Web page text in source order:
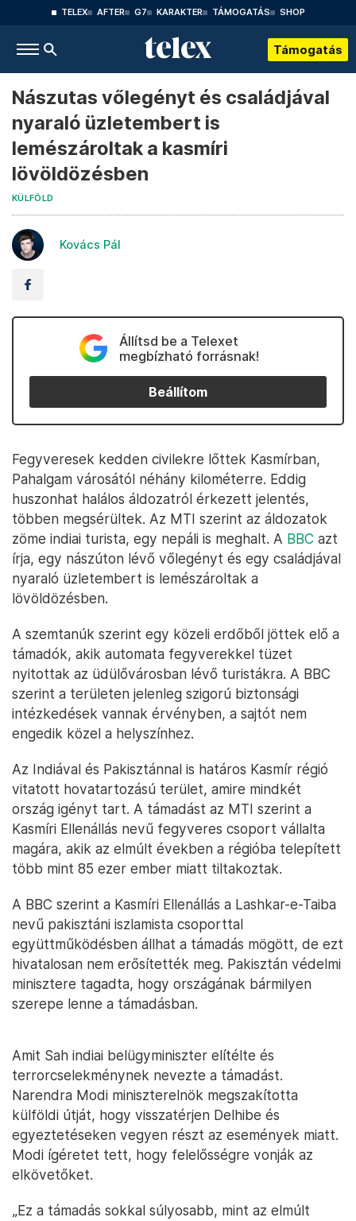
TELEX AFTER G7 KARAKTER TÁMOGATÁS SHOP
Támogatás
Nászutas vőlegényt és családjával
nyaraló üzletembert is
lemészároltak a kasmíri
lövöldözésben
KÜLFÖLD
Kovács Pál
Állítsd be a Telexet
megbízható forrásnak!
Beállítom
Fegyveresek kedden civilekre lőttek Kasmírban,
Pahalgam városától néhány kilométerre. Eddig
huszonhat halálos áldozatról érkezett jelentés,
többen megsérültek. Az MTI szerint az áldozatok
zöme indiai turista, egy nepáli is meghalt. A BBC azt
írja, egy nászúton lévő vőlegényt és egy családjával
nyaraló üzletembert is lemészároltak a
lövöldözésben.
A szemtanúk szerint egy közeli erdőből jöttek elő a
támadók, akik automata fegyverekkel tüzet
nyitottak az üdülővárosban lévő turistákra. A BBC
szerint a területen jelenleg szigorú biztonsági
intézkedések vannak érvényben, a sajtót nem
engedik közel a helyszínhez.
Az Indiával és Pakisztánnal is határos Kasmír régió
vitatott hovatartozású terület, amire mindkét
ország igényt tart. A támadást az MTI szerint a
Kasmíri Ellenállás nevű fegyveres csoport vállalta
magára, akik az elmúlt években a régióba telepített
több mint 85 ezer ember miatt tiltakoztak.
A BBC szerint a Kasmíri Ellenállás a Lashkar-e-Taiba
nevű pakisztáni iszlamista csoporttal
együttműködésben állhat a támadás mögött, de ezt
hivatalosan nem erősítették meg. Pakisztán védelmi
minisztere tagadta, hogy országának bármilyen
szerepe lenne a támadásban.
Amit Sah indiai belügyminiszter elítélte és
terrorcselekménynek nevezte a támadást.
Narendra Modi miniszterelnök megszakította
külföldi útját, hogy visszatérjen Delhibe és
egyeztetéseken vegyen részt az események miatt.
Modi ígéretet tett, hogy felelősségre vonják az
elkövetőket.
„Ez a támadás sokkal súlyosabb, mint az elmúlt